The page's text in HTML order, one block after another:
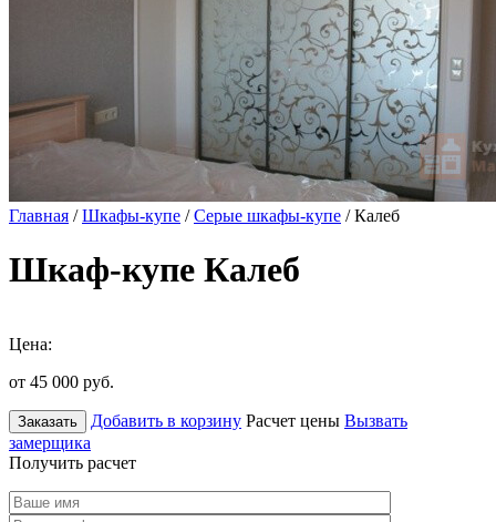
Главная /Шкафы-купе /Серые шкафы-купе / Калеб
Шкаф-купе Калеб
Цена:
от 45 000 руб.
Заказать Добавить в корзину Расчет цены Вызвать
замерщика
Получить расчет